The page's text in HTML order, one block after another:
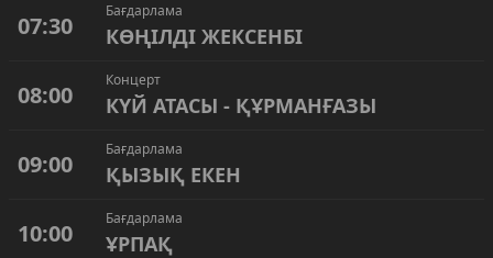
07:30
Бағдарлама
КӨҢІЛДІ ЖЕКСЕНБІ
08:00
Концерт
КҮЙ АТАСЫ - ҚҰРМАНҒАЗЫ
09:00
Бағдарлама
ҚЫЗЫҚ ЕКЕН
10:00
Бағдарлама
ҰРПАҚ